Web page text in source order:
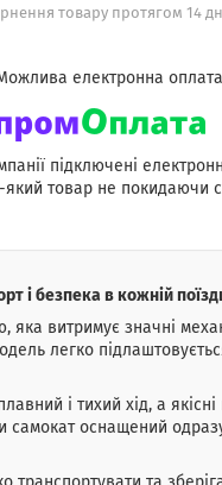
товару протягом 14
підключені
який товар не покидаючи
і безпека в кожній
витримує значні
легко
і тихий хід, а
самокат оснащений